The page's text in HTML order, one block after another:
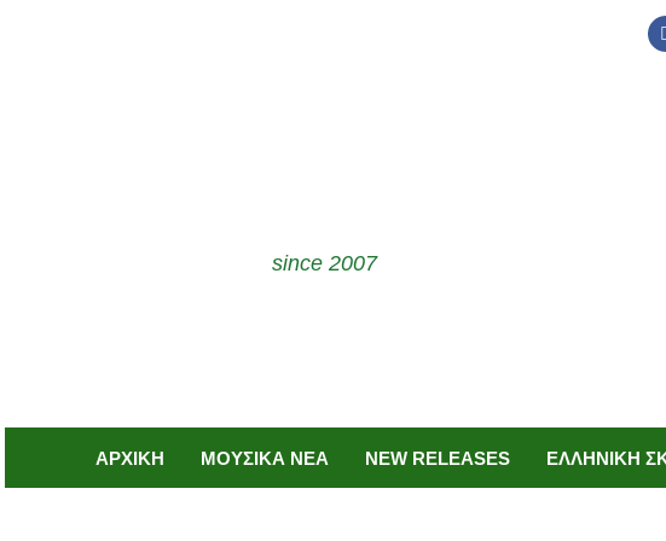
since 2007
ΑΡΧΙΚΗ ΜΟΥΣΙΚΑ ΝΕΑ NEW RELEASES ΕΛΛΗΝΙΚΗ